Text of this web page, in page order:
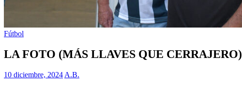
Fútbol
LA FOTO (MÁS LLAVES QUE CERRAJERO)
10 diciembre, 2024 A.B.